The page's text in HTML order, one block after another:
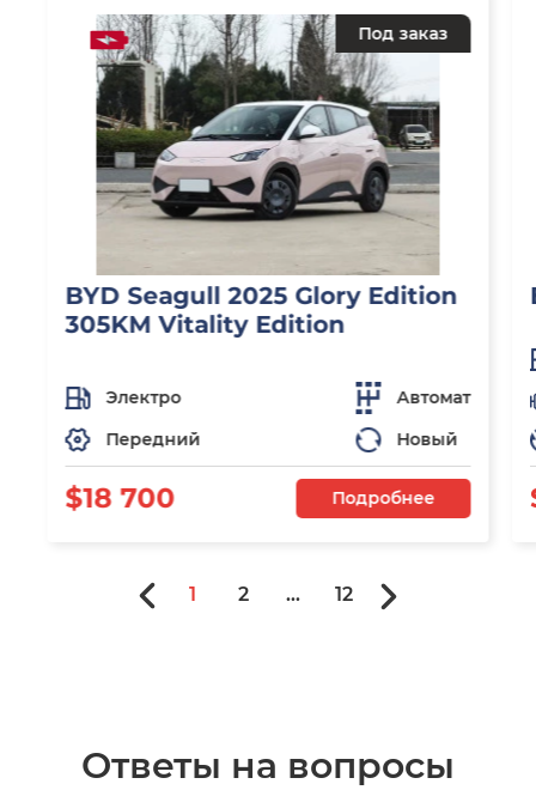
Под заказ
BYD Seagull 2025 Glory Edition
305KM Vitality Edition
Электро
Автомат
Передний
Новый
$18 700 Подробнее
1 2 ... 12
Ответы на вопросы